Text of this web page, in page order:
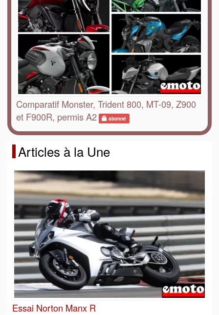
Comparatif Monster, Trident 800, MT-09, Z900
et F900R, permis A2
abonné
Articles à la Une
Essai Norton Manx R